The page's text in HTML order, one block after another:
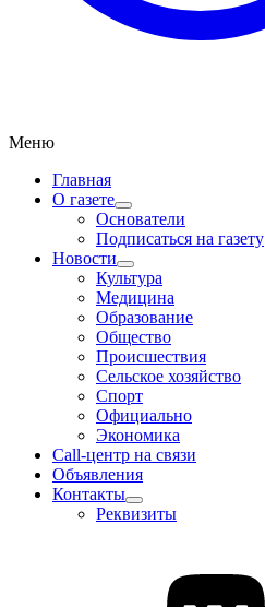
Меню
Главная
О газете
Основатели
Подписаться на газету
Новости
Культура
Медицина
Образование
Общество
Происшествия
Сельское хозяйство
Спорт
Официально
Экономика
Call-центр на связи
Объявления
Контакты
Реквизиты